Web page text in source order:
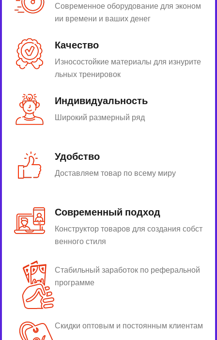
Современное оборудование для эконом
ии времени и ваших денег
Качество
Износостойкие материалы для изнурите
льных тренировок
Индивидуальность
Широкий размерный ряд
Удобство
Доставляем товар по всему миру
Современный подход
Конструктор товаров для создания собст
венного стиля
Стабильный заработок по реферальной
программе
Скидки оптовым и постоянным клиентам